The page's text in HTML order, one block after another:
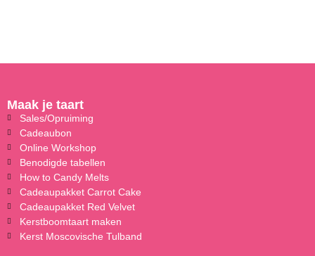
Maak je taart
Sales/Opruiming
Cadeaubon
Online Workshop
Benodigde tabellen
How to Candy Melts
Cadeaupakket Carrot Cake
Cadeaupakket Red Velvet
Kerstboomtaart maken
Kerst Moscovische Tulband